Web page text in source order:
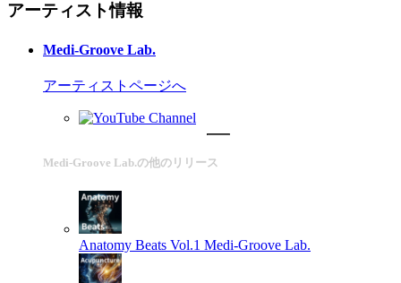
アーティスト情報
Medi-Groove Lab.
アーティストページへ
Medi-Groove Lab.の他のリリース
Anatomy Beats Vol.1 Medi-Groove Lab.